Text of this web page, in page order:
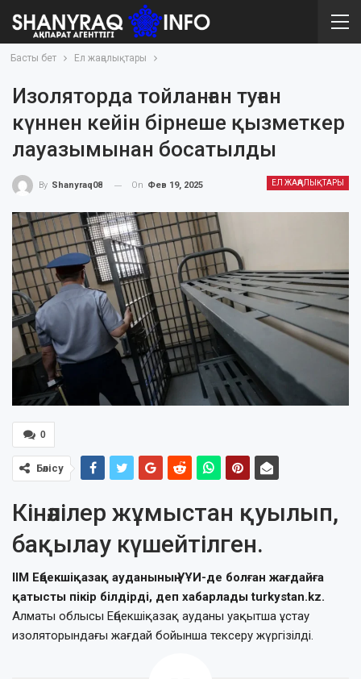
Басты бет Ел жаңалықтары
Изоляторда тойланған туған
күннен кейін бірнеше қызметкер
лауазымынан босатылды
ЕЛ ЖАҢАЛЫҚТАРЫ
By Shanyraq08 On Фев 19, 2025
0
Бөлісу
Кінәлілер жұмыстан қуылып,
бақылау күшейтілген.
ІІМ Еңбекшіқазақ ауданының УҰИ-де болған жағдайға
қатысты пікір білдірді, деп хабарлады turkystan.kz.
Алматы облысы Еңбекшіқазақ ауданы уақытша ұстау
изоляторындағы жағдай бойынша тексеру жүргізілді.